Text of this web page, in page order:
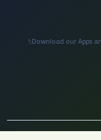
Download our Apps